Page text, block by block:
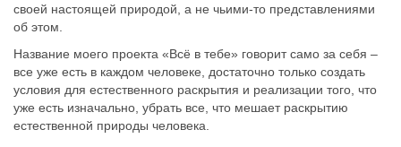
своей настоящей природой, а не чьими-то представлениями
об этом.
Название моего проекта «Всё в тебе» говорит само за себя –
все уже есть в каждом человеке, достаточно только создать
условия для естественного раскрытия и реализации того, что
уже есть изначально, убрать все, что мешает раскрытию
естественной природы человека.